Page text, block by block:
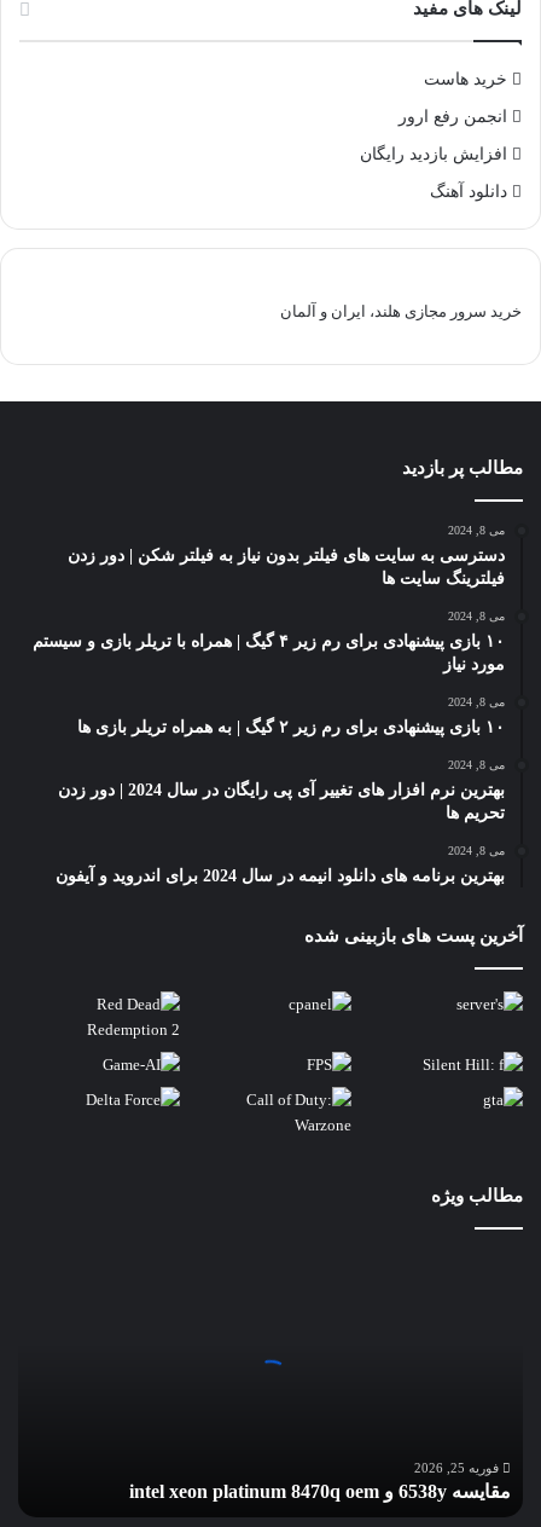
لینک های مفید
خرید هاست
انجمن رفع ارور
افزایش بازدید رایگان
دانلود آهنگ
خرید سرور مجازی هلند، ایران و آلمان
مطالب پر بازدید
می 8, 2024
دسترسی به سایت های فیلتر بدون نیاز به فیلتر شکن | دور زدن
فیلترینگ سایت ها
می 8, 2024
۱۰ بازی پیشنهادی برای رم زیر ۴ گیگ | همراه با تریلر بازی و سیستم
مورد نیاز
می 8, 2024
۱۰ بازی پیشنهادی برای رم زیر ۲ گیگ | به همراه تریلر بازی ها
می 8, 2024
بهترین نرم افزار های تغییر آی پی رایگان در سال 2024 | دور زدن
تحریم ها
می 8, 2024
بهترین برنامه های دانلود انیمه در سال 2024 برای اندروید و آیفون
آخرین پست های بازبینی شده
مطالب ویژه
فوریه 25, 2026
مقایسه 6538y و intel xeon platinum 8470q oem